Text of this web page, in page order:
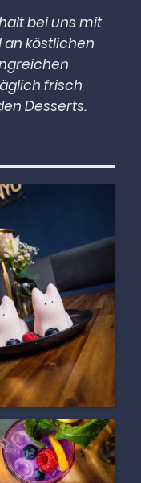
bei uns mit
köstlichen
frisch
Desserts.